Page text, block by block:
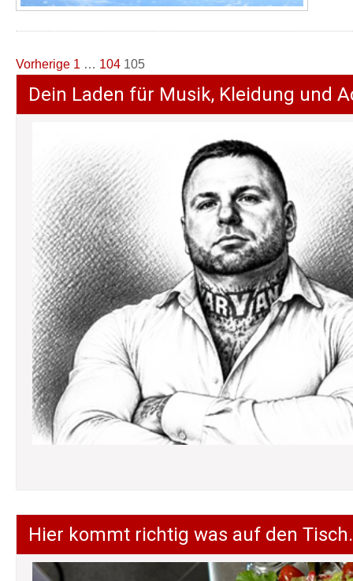
Seitennummerierung
der
Beiträge
Vorherige 1 … 104 105
Dein Laden für Musik, Kleidung und
Hier kommt richtig was auf den Tisch.